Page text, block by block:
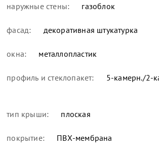
наружные стены: газоблок
фасад: декоративная штукатурка
окна: металлопластик
профиль и стеклопакет: 5-камерн./2-
тип крыши: плоская
покрытие: ПВХ-мембрана